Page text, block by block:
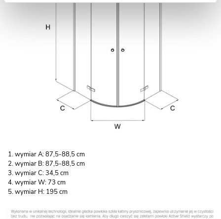
wymiar A: 87,5-88,5 cm
wymiar B: 87,5-88,5 cm
wymiar C: 34,5 cm
wymiar W: 73 cm
wymiar H: 195 cm